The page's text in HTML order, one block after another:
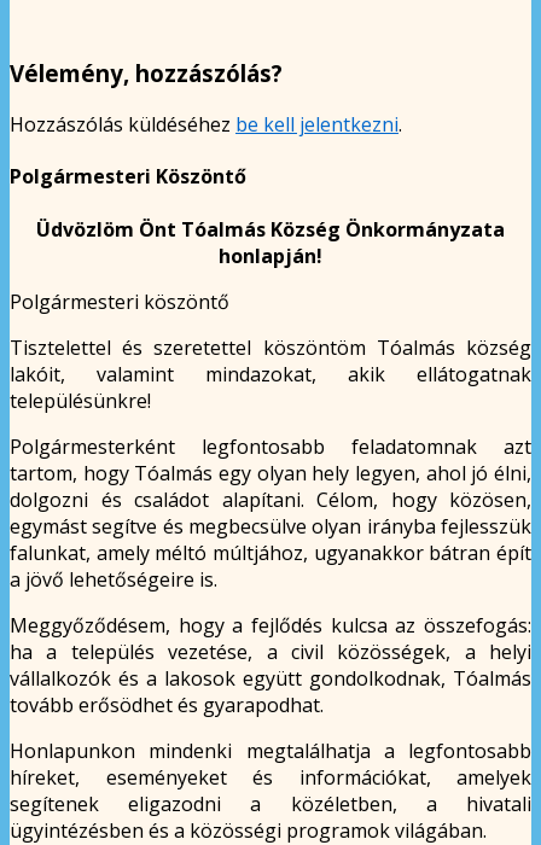
Vélemény, hozzászólás?
Hozzászólás küldéséhez be kell jelentkezni.
Polgármesteri Köszöntő
Üdvözlöm Önt Tóalmás Község Önkormányzata
honlapján!
Polgármesteri köszöntő
Tisztelettel és szeretettel köszöntöm Tóalmás község
lakóit, valamint mindazokat, akik ellátogatnak
településünkre!
Polgármesterként legfontosabb feladatomnak azt
tartom, hogy Tóalmás egy olyan hely legyen, ahol jó élni,
dolgozni és családot alapítani. Célom, hogy közösen,
egymást segítve és megbecsülve olyan irányba fejlesszük
falunkat, amely méltó múltjához, ugyanakkor bátran épít
a jövő lehetőségeire is.
Meggyőződésem, hogy a fejlődés kulcsa az összefogás:
ha a település vezetése, a civil közösségek, a helyi
vállalkozók és a lakosok együtt gondolkodnak, Tóalmás
tovább erősödhet és gyarapodhat.
Honlapunkon mindenki megtalálhatja a legfontosabb
híreket, eseményeket és információkat, amelyek
segítenek eligazodni a közéletben, a hivatali
ügyintézésben és a közösségi programok világában.